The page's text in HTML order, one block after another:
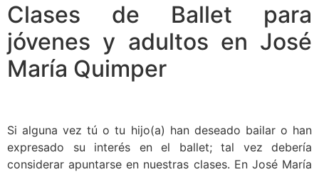
Clases de Ballet para
jóvenes y adultos en José
María Quimper
Si alguna vez tú o tu hijo(a) han deseado bailar o han
expresado su interés en el ballet; tal vez debería
considerar apuntarse en nuestras clases. En José María